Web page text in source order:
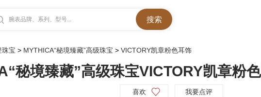
腕表品牌、系列、型号...
珠宝 > MYTHICA“秘境臻藏”高级珠宝 > VICTORY凯章粉色耳饰
秘境臻藏”高级珠宝VICTORY凯章粉
喜欢 我要点评